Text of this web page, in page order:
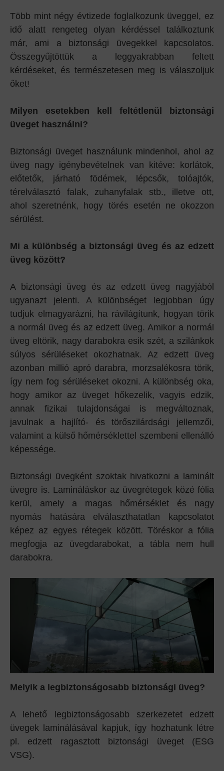
Több mint négy évtizede foglalkozunk üveggel, ez
idő alatt rengeteg olyan kérdéssel találkoztunk
már, ami a biztonsági üvegekkel kapcsolatos.
Összegyűjtöttük a leggyakrabban feltett
kérdéseket, és természetesen meg is válaszoljuk
őket!
Milyen esetekben kell feltétlenül biztonsági
üveget használni?
Biztonsági üveget használunk mindenhol, ahol az
üveg nagy igénybevételnek van kitéve: korlátok,
előtetők, járható födémek, lépcsők, tolóajtók,
térelválasztó falak, zuhanyfalak stb., illetve ott,
ahol szeretnénk, hogy törés esetén ne okozzon
sérülést.
Mi a különbség a biztonsági üveg és az edzett
üveg között?
A biztonsági üveg és az edzett üveg nagyjából
ugyanazt jelenti. A különbséget legjobban úgy
tudjuk elmagyarázni, ha rávilágítunk, hogyan törik
a normál üveg és az edzett üveg. Amikor a normál
üveg eltörik, nagy darabokra esik szét, a szilánkok
súlyos sérüléseket okozhatnak. Az edzett üveg
azonban millió apró darabra, morzsalékosra törik,
így nem fog sérüléseket okozni. A különbség oka,
hogy amikor az üveget hőkezelik, vagyis edzik,
annak fizikai tulajdonságai is megváltoznak,
javulnak a hajlító- és törőszilárdsági jellemzői,
valamint a külső hőmérséklettel szembeni ellenálló
képessége.
Biztonsági üvegként szoktak hivatkozni a laminált
üvegre is. Lamináláskor az üvegrétegek közé fólia
kerül, amely a magas hőmérséklet és nagy
nyomás hatására elválaszthatatlan kapcsolatot
képez az egyes rétegek között. Töréskor a fólia
megfogja az üvegdarabokat, a tábla nem hull
darabokra.
Melyik a legbiztonságosabb biztonsági üveg?
A lehető legbiztonságosabb szerkezetet edzett
üvegek laminálásával kapjuk, így hozhatunk létre
pl. edzett ragasztott biztonsági üveget (ESG
VSG).